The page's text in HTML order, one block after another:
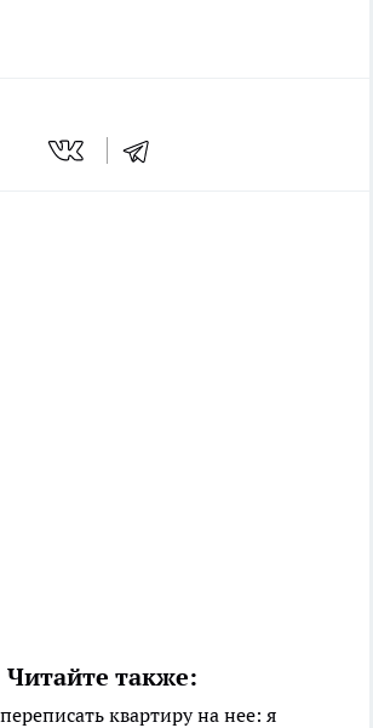
Читайте также:
квартиру на нее: я